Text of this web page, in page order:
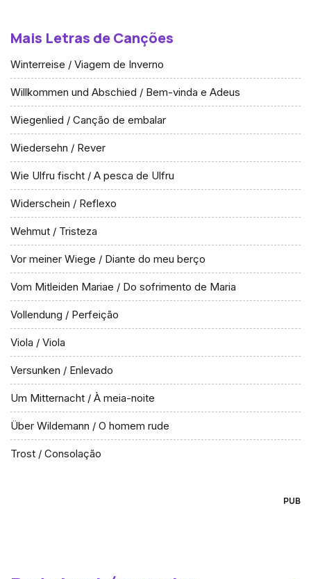
Mais Letras de Canções
Winterreise / Viagem de Inverno
Willkommen und Abschied / Bem-vinda e Adeus
Wiegenlied / Canção de embalar
Wiedersehn / Rever
Wie Ulfru fischt / A pesca de Ulfru
Widerschein / Reflexo
Wehmut / Tristeza
Vor meiner Wiege / Diante do meu berço
Vom Mitleiden Mariae / Do sofrimento de Maria
Vollendung / Perfeição
Viola / Viola
Versunken / Enlevado
Um Mitternacht / À meia-noite
Über Wildemann / O homem rude
Trost / Consolação
PUB